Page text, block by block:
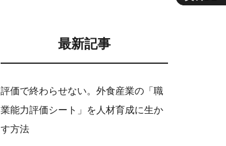
最新記事
評価で終わらせない。外食産業の「職
業能力評価シート」を人材育成に生か
す方法